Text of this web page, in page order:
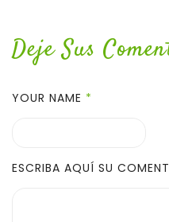
Deje Sus
YOUR NAME *
ESCRIBA AQUÍ SU